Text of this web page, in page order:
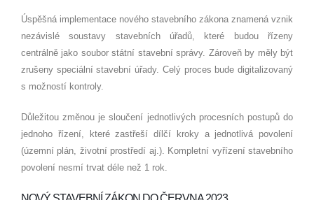
Úspěšná implementace nového stavebního zákona znamená vznik
nezávislé soustavy stavebních úřadů, které budou řízeny
centrálně jako soubor státní stavební správy. Zároveň by měly být
zrušeny speciální stavební úřady. Celý proces bude digitalizovaný
s možností kontroly.
Důležitou změnou je sloučení jednotlivých procesních postupů do
jednoho řízení, které zastřeší dílčí kroky a jednotlivá povolení
(územní plán, životní prostředí aj.). Kompletní vyřízení stavebního
povolení nesmí trvat déle než 1 rok.